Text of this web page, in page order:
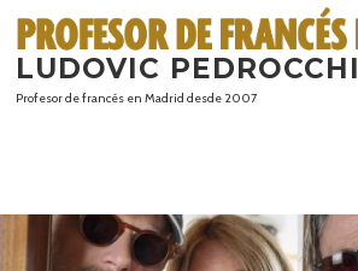
contenido
LUDOVIC PEDROCCHI
Profesor de francés en Madrid desde 2007